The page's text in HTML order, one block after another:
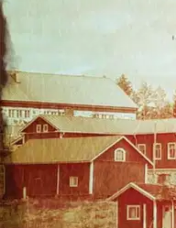
Tuotekuvaus
Lämminhenkisen ajankuvan ja salaperäisen
Koskijärvellä vietetään vappua ja samalla juhlitaan
tämä paikkakunnalle muuttanut tumma kaunotar,
Matka-Baarilla ja kellarilöydöllä yhteys?
jälkeen löydetään myös murhaaja. Metropoliitta
Näytä lisää tuotekuvausta
Ominaisuudet